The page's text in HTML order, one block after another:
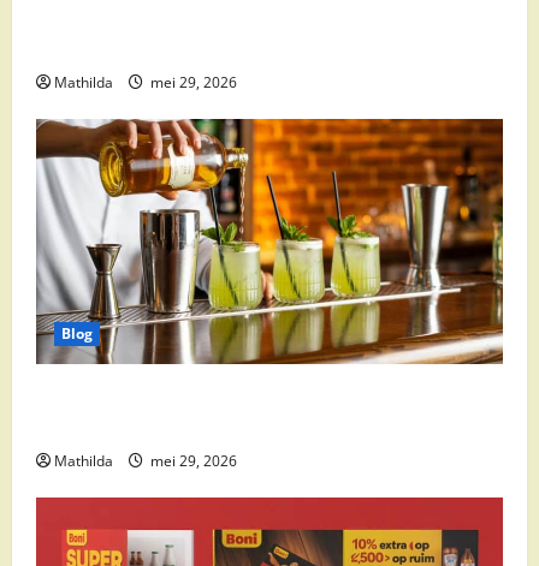
Mathilda mei 29, 2026
Blog
Mathilda mei 29, 2026